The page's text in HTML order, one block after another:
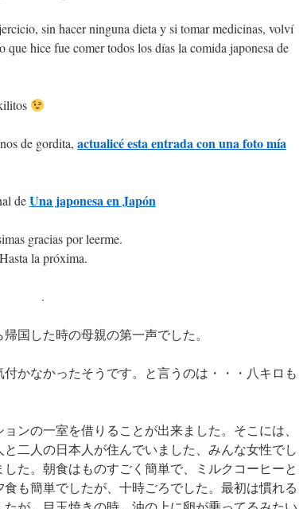
sin hacer ninguna dieta y si tomar medicinas, volví
hice fue comer todos los días la comida japonesa de
de gordita, actualicé esta entrada con una foto mía
deUna japonesa en Japón
gracias por leerme.
Hasta la próxima.
.
国した時の母親の第一声でした。
かなかったそうです。と言うのは・・・八キロも
ンの一室を借りることが出来ました。そこには、
二人の日本人が住んでいました、みんな女性でし
た。朝食はものすごく簡単で、ミルクコーヒーと
も簡単でしたが、十時ごろでした。最初は慣れる